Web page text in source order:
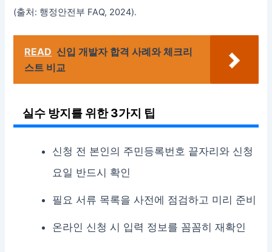
(출처: 행정안전부 FAQ, 2024).
READ 신입 개발자 합격 사례와 체크리
스트 비교
실수 방지를 위한 3가지 팁
신청 전 본인의 주민등록번호 끝자리와 신청
요일 반드시 확인
필요 서류 목록을 사전에 점검하고 미리 준비
온라인 신청 시 입력 정보를 꼼꼼히 재확인